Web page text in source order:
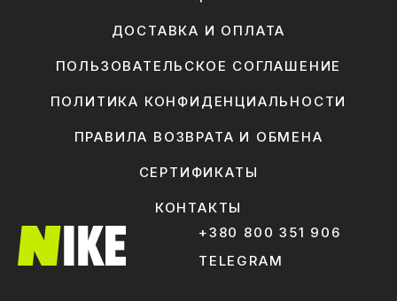
ДОСТАВКА И ОПЛАТА
ПОЛЬЗОВАТЕЛЬСКОЕ СОГЛАШЕНИЕ
ПОЛИТИКА КОНФИДЕНЦИАЛЬНОСТИ
ПРАВИЛА ВОЗВРАТА И ОБМЕНА
СЕРТИФИКАТЫ
КОНТАКТЫ
+380 800 351 906
TELEGRAM